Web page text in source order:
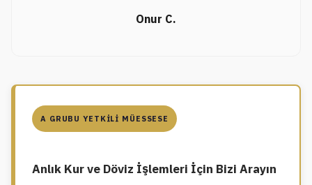
Onur C.
A GRUBU YETKILI MÜESSESE
Anlık Kur ve Döviz İşlemleri İçin Bizi Arayın